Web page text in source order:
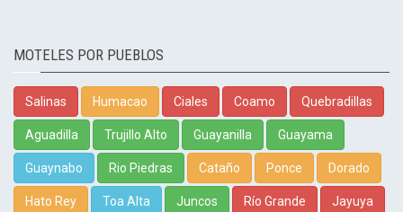
MOTELES POR PUEBLOS
Salinas Humacao Ciales Coamo Quebradillas
Aguadilla Trujillo Alto Guayanilla Guayama
Guaynabo Rio Piedras Cataño Ponce Dorado
Hato Rey Toa Alta Juncos Río Grande Jayuya